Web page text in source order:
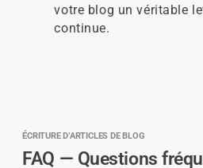
votre blog un véritable
continue.
ÉCRITURE D’ARTICLES DE BLOG
FAQ — Questions